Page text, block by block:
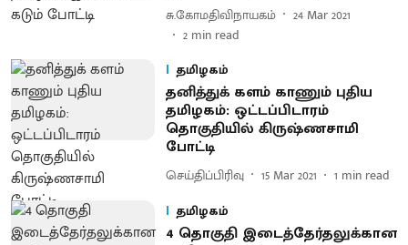
சு.கோமதிவிநாயகம்
24 Mar 2021
2 min read
தமிழகம்
தனித்துக் களம் காணும் புதிய
தமிழகம்: ஒட்டப்பிடாரம்
தொகுதியில் கிருஷ்ணசாமி
போட்டி
செய்திப்பிரிவு 15 Mar 2021 1 min read
தமிழகம்
4 தொகுதி இடைத்தேர்தலுக்கான